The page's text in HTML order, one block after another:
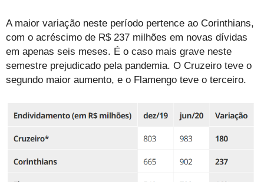
A maior variação neste período pertence ao Corinthians,
com o acréscimo de R$ 237 milhões em novas dívidas
em apenas seis meses. É o caso mais grave neste
semestre prejudicado pela pandemia. O Cruzeiro teve o
segundo maior aumento, e o Flamengo teve o terceiro.